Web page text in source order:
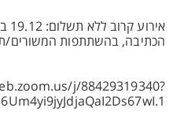
הכתיבה, בהשתתפות המשורים/ת:
j/88429319340?